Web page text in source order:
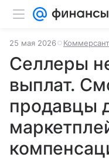
25 мая 2026
Селлеры
выплат.
продавцы